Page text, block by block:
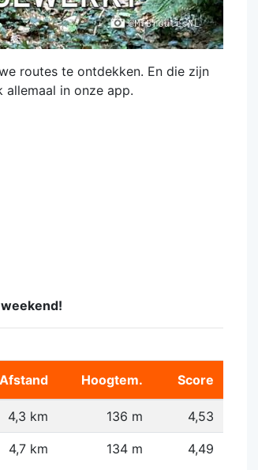
routes te ontdekken. En die zijn
in onze app.
Afstand Hoogtem. Score
4,3 km 136 m 4,53
4,7 km 134 m 4,49